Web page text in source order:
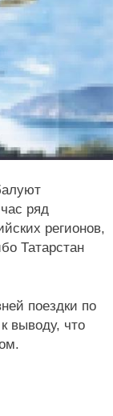
ряд
регионов,
Татарстан
поездки по
выводу, что